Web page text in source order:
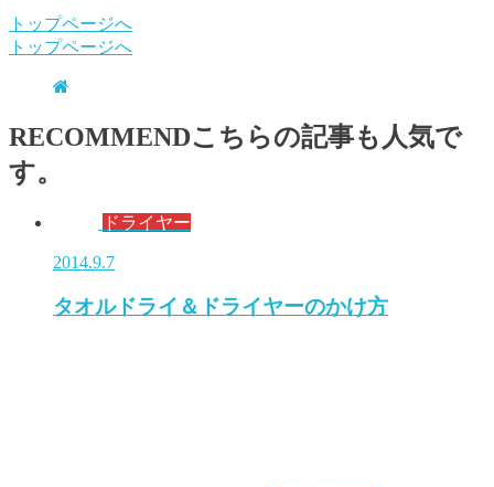
トップページへ
トップページへ
RECOMMENDこちらの記事も人気で
す。
ドライヤー
2014.9.7
タオルドライ＆ドライヤーのかけ方